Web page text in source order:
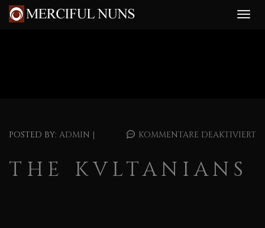
POSTED BY: ADMIN | KOMMENTARE DEAKTIVIERT
THE KVLTANIANS